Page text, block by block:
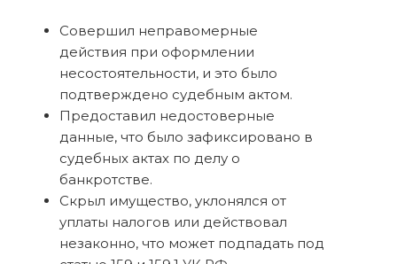
Совершил неправомерные
действия при оформлении
несостоятельности, и это было
подтверждено судебным актом.
Предоставил недостоверные
данные, что было зафиксировано в
судебных актах по делу о
банкротстве.
Скрыл имущество, уклонялся от
уплаты налогов или действовал
незаконно, что может подпадать под